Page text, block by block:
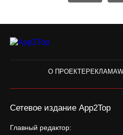
О ПРОЕКТЕРЕКЛАМА
Сетевое издание App2Top
Главный редактор: